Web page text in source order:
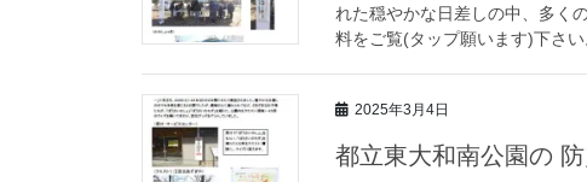
れた穏やかな日差しの中、多く
料をご覧(タップ願います)下さ
2025年3月4日
都立東大和南公園の